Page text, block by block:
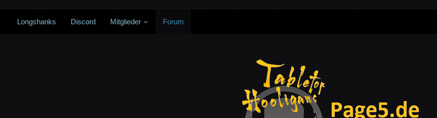
Longshanks Discord Mitglieder Forum